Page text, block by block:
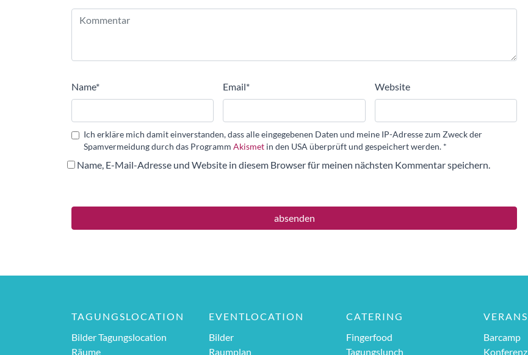
Name* Email* Website
Ich erkläre mich damit einverstanden, dass alle eingegebenen Daten und meine IP-Adresse zum Zweck der
Spamvermeidung durch das Programm Akismet in den USA überprüft und gespeichert werden. *
Name, E-Mail-Adresse und Website in diesem Browser für meinen nächsten Kommentar speichern.
Alternative:
TAGUNGSLOCATION
Bilder Tagungslocation
Räume
EVENTLOCATION
Bilder
Raumplan
CATERING
Fingerfood
Tagungslunch
Barcamp
Konferenz